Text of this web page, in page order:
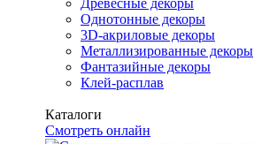
Древесные декоры
Однотонные декоры
3D-акриловые декоры
Металлизированные декоры
Фантазийные декоры
Клей-расплав
Каталоги
Смотреть онлайн